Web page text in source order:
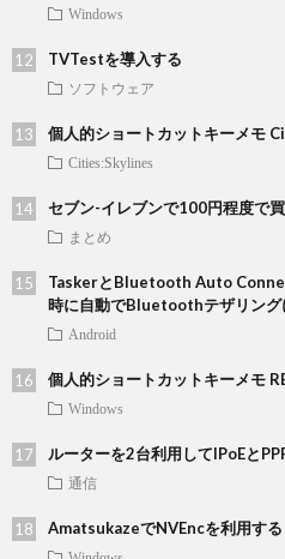
Windows
TVTestを導入する
ソフトウェア
個人的ショートカットキーメモ
Cities:Skylines
セブン-イレブンで100円程度で
まとめ
TaskerとBluetooth Auto
時に自動でBluetoothテザリング
Android
個人的ショートカットキーメモ
Windows
ルーターを2台利用してIPoEと
通信
AmatsukazeでNVEncを利用する